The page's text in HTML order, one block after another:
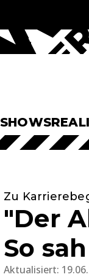
SHOWS
Zu
"Der
So
Aktualisiert: